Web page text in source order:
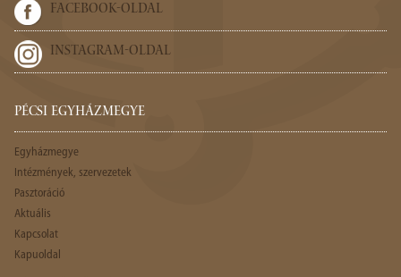
FACEBOOK-OLDAL
INSTAGRAM-OLDAL
PÉCSI EGYHÁZMEGYE
Egyházmegye
Intézmények, szervezetek
Pasztoráció
Aktuális
Kapcsolat
Kapuoldal